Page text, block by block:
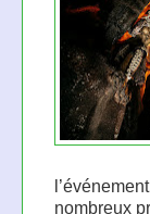
nombreux